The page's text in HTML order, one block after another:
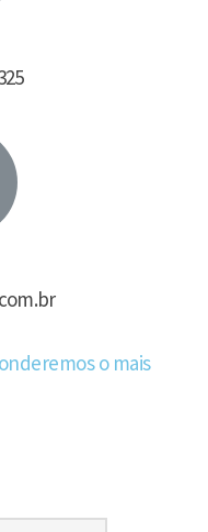
o mais